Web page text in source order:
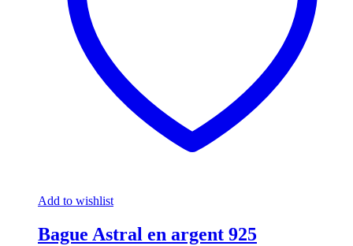
Add to wishlist
Bague Astral en argent 925